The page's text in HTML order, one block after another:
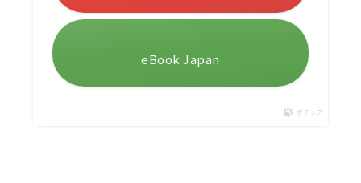
eBook Japan
ポチップ